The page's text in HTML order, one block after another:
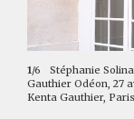
1/6
Stéphanie
Gauthier Odéon, 27
Kenta Gauthier, Paris